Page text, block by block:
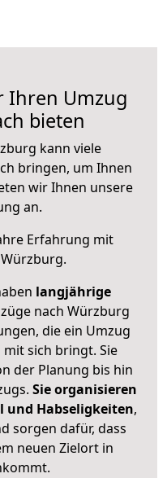
Ihren Umzug
bieten
kann viele
bringen, um Ihnen
wir Ihnen unsere
an.
Erfahrung mit
Würzburg.
langjährige
nach Würzburg
die ein Umzug
sich bringt. Sie
der Planung bis hin
Sie organisieren
und Habseligkeiten,
sorgen dafür, dass
neuen Zielort in